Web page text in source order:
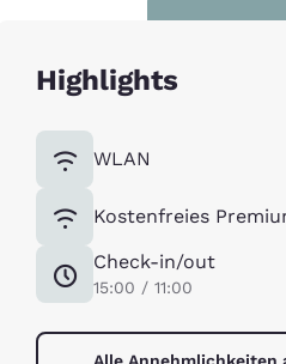
Highlights
WLAN
Kostenfreies
Check-in/out
15:00 / 11:00
Alle Annehmlichkeiten